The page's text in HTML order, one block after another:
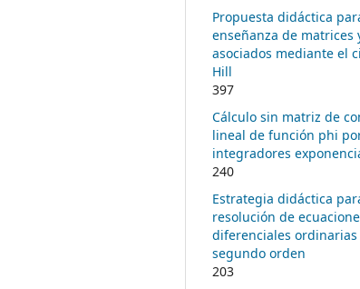
Propuesta didáctica
enseñanza de matrices
asociados mediante el
Hill
397
Cálculo sin matriz de
lineal de función phi
integradores
240
Estrategia didáctica
resolución de
diferenciales ordinarias
segundo orden
203